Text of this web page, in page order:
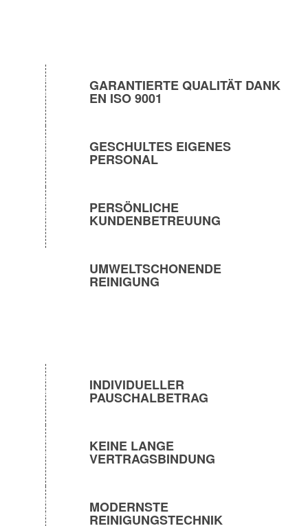
GARANTIERTE QUALITÄT DANK
EN ISO 9001
GESCHULTES EIGENES
PERSONAL
PERSÖNLICHE
KUNDENBETREUUNG
UMWELTSCHONENDE
REINIGUNG
INDIVIDUELLER
PAUSCHALBETRAG
KEINE LANGE
VERTRAGSBINDUNG
MODERNSTE
REINIGUNGSTECHNIK